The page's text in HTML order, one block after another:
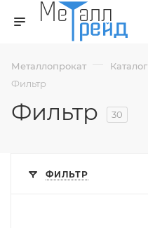
Металлопрокат — Каталог
Фильтр
Фильтр 30
ФИЛЬТР